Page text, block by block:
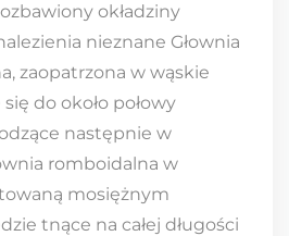
okładziny
nieznane Głownia
zaopatrzona w wąskie
do około połowy
następnie w
romboidalna w
mosiężnym
tnące na całej długości